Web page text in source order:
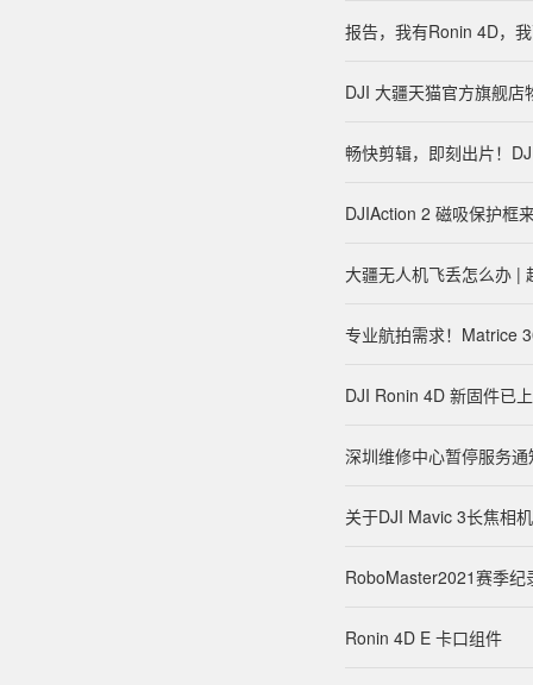
报告，我有Ronin 4D，
DJI 大疆天猫官方旗舰店
畅快剪辑，即刻出片！
DJIAction 2 磁吸保护框
大疆无人机飞丢怎么办 |
专业航拍需求！Matrice
DJI Ronin 4D 新固件已
深圳维修中心暂停服务通
关于DJI Mavic 3长焦相
RoboMaster2021赛季
Ronin 4D E 卡口组件